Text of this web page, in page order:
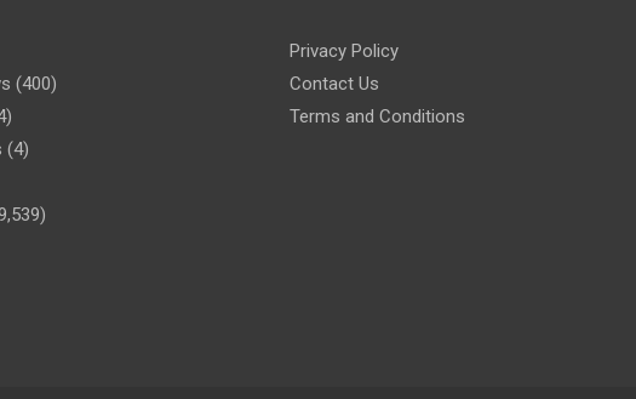
(400)
(4)
Privacy Policy
Contact Us
Terms and Conditions